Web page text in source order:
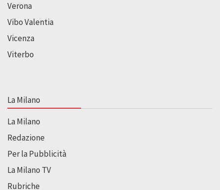
Verona
Vibo Valentia
Vicenza
Viterbo
La Milano
La Milano
Redazione
Per la Pubblicità
La Milano TV
Rubriche